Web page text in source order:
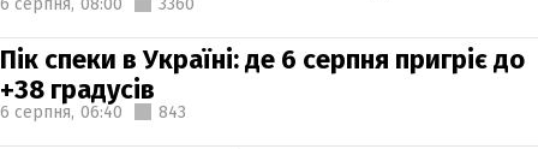
Пік спеки в Україні: де 6 серпня пригріє до
+38 градусів
6 серпня, 06:40 843